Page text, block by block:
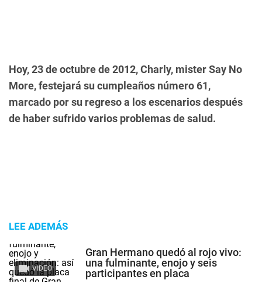
Hoy, 23 de octubre de 2012, Charly, mister Say No
More, festejará su cumpleaños número 61,
marcado por su regreso a los escenarios después
de haber sufrido varios problemas de salud.
LEE ADEMÁS
VIDEO
Gran Hermano quedó al rojo vivo:
una fulminante, enojo y seis
participantes en placa